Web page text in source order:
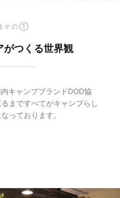
その①
がつくる世界観
キャンプブランドDOD協
まですべてがキャンプらし
っております。